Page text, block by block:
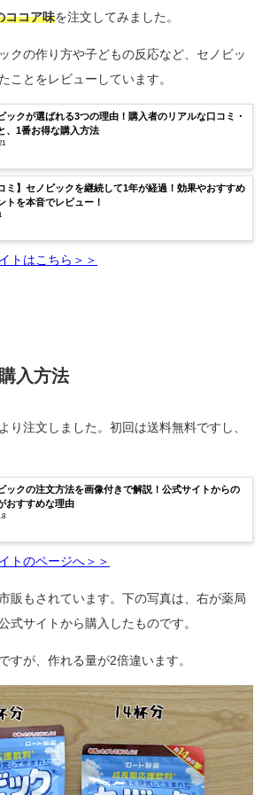
ココア味を注文してみました。
クの作り方や子どもの反応など、セノビッ
ことをレビューしています。
ックが選ばれる3つの理由！購入者のリアルな口コミ・
、1番お得な購入方法
ミ】セノビックを継続して1年が経過！効果やおすすめ
トを本音でレビュー！
トはこちら＞＞
入方法
り注文しました。初回は送料無料ですし、
ックの注文方法を画像付きで解説！公式サイトからの
おすすめな理由
トのページへ＞＞
販もされています。下の写真は、右が薬局
式サイトから購入したものです。
すが、作れる量が2倍違います。